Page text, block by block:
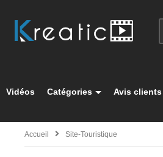
Vidéos Catégories Avis clients
Accueil Site-Touristique